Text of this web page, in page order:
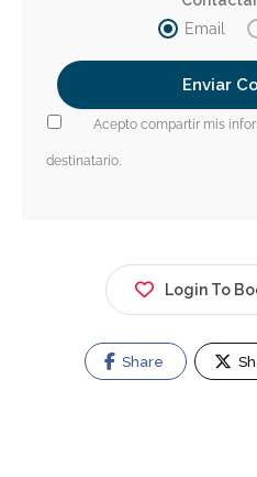
Email
Acepto compartir mis
destinatario.
Login To
Share